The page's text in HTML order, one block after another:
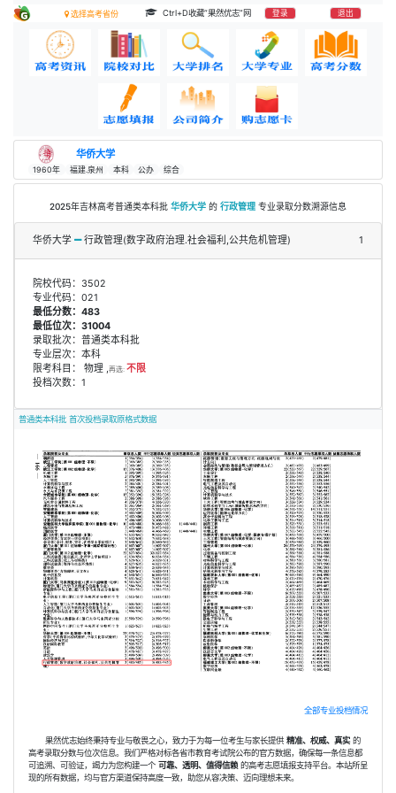
选择高考省份 Ctrl+D收藏“果然优志”网 登录 退出
华侨大学
1960年 福建.泉州 本科 公办 综合
2025年吉林高考普通类本科批 华侨大学 的 行政管理 专业录取分数溯源信息
华侨大学 行政管理(数字政府治理.社会福利,公共危机管理) 1
院校代码：3502
专业代码：021
最低分数：483
最低位次：31004
录取批次：普通类本科批
专业层次：本科
限考科目： 物理 ,再选: 不限
投档次数：1
普通类本科批 首次投档录取原格式数据
全部专业投档情况
果然优志始终秉持专业与敬畏之心，致力于为每一位考生与家长提供 精准、权威、真实的
高考录取分数与位次信息。我们严格对标各省市教育考试院公布的官方数据，确保每一条信息都
可追溯、可验证，竭力为您构建一个 可靠、透明、值得信赖 的高考志愿填报支持平台。本站所呈
现的所有数据，均与官方渠道保持高度一致，助您从容决策、迈向理想未来。